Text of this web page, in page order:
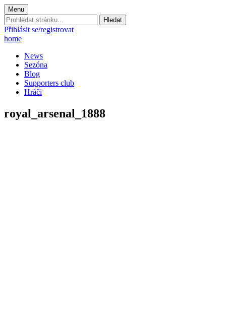
Menu
Prohledat
stránku:
Přihlásit se/registrovat
home
News
Sezóna
Blog
Supporters club
Hráči
royal_arsenal_1888